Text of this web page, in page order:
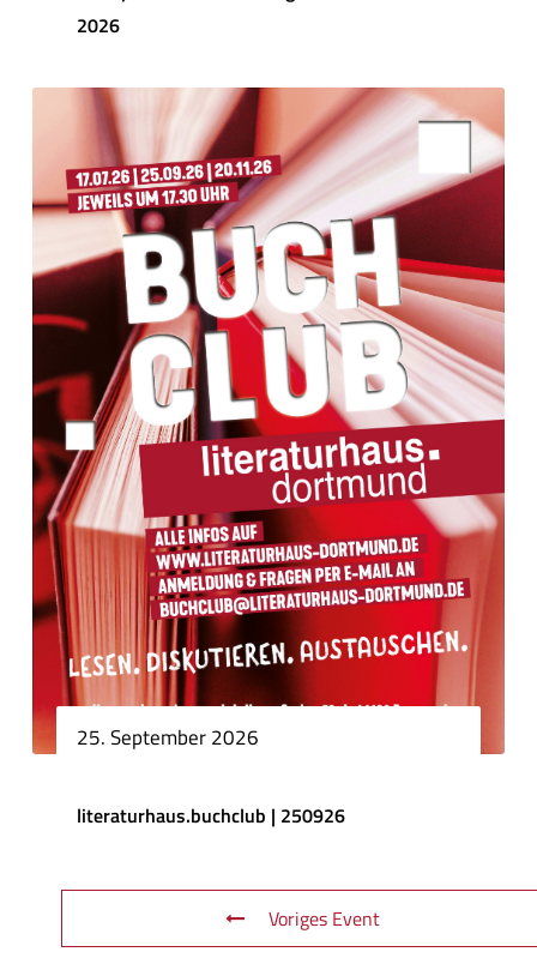
2026
25. September 2026
literaturhaus.buchclub | 250926
Voriges Event